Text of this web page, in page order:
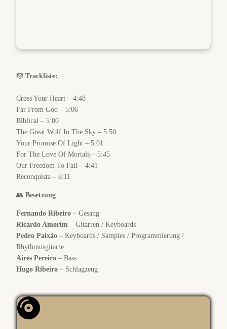
🎼 Trackliste:
Cross Your Heart – 4:48
Far From God – 5:06
Biblical – 5:00
The Great Wolf In The Sky – 5:50
Your Promise Of Light – 5:01
For The Love Of Mortals – 5:45
Our Freedom To Fall – 4:41
Reconquista – 6:11
👥 Besetzung
Fernando Ribeiro – Gesang
Ricardo Amorim – Gitarren / Keyboards
Pedro Paixão – Keyboards / Samples / Programmierung /
Rhythmusgitarre
Aires Pereira – Bass
Hugo Ribeiro – Schlagzeug